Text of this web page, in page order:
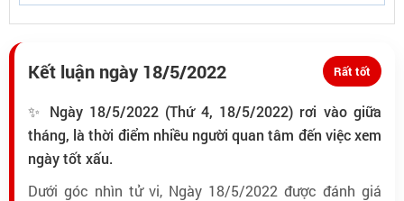
Kết luận ngày 18/5/2022 Rất tốt
✨ Ngày 18/5/2022 (Thứ 4, 18/5/2022) rơi vào giữa
tháng, là thời điểm nhiều người quan tâm đến việc xem
ngày tốt xấu.
Dưới góc nhìn tử vi, Ngày 18/5/2022 được đánh giá